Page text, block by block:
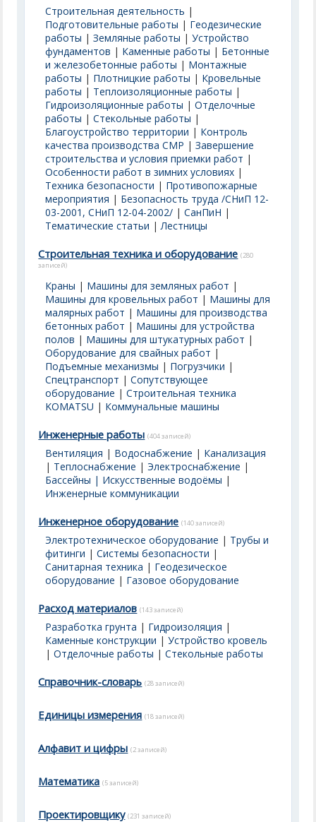
Строительная деятельность |
Подготовительные работы | Геодезические
работы |Земляные работы |Устройство
фундаментов | Каменные работы | Бетонные
и железобетонные работы | Монтажные
работы | Плотницкие работы | Кровельные
работы | Теплоизоляционные работы |
Гидроизоляционные работы |Отделочные
работы |Стекольные работы |
Благоустройство территории | Контроль
качества производства СМР |Завершение
строительства и условия приемки работ |
Особенности работ в зимних условиях |
Техника безопасности | Противопожарные
мероприятия | Безопасность труда /СНиП 12-
03-2001, СНиП 12-04-2002/ |СанПиН |
Тематические статьи |Лестницы
Строительная техника и оборудование (280
записей)
Краны | Машины для земляных работ |
Машины для кровельных работ | Машины для
малярных работ | Машины для производства
бетонных работ | Машины для устройства
полов | Машины для штукатурных работ |
Оборудование для свайных работ |
Подъемные механизмы | Погрузчики |
Спецтранспорт |Сопутствующее
оборудование |Строительная техника
KOMATSU | Коммунальные машины
Инженерные работы (404 записей)
Вентиляция | Водоснабжение | Канализация
| Теплоснабжение |Электроснабжение |
Бассейны | Искусственные водоёмы |
Инженерные коммуникации
Инженерное оборудование (140 записей)
Электротехническое оборудование | Трубы и
фитинги |Системы безопасности |
Санитарная техника | Геодезическое
оборудование | Газовое оборудование
Расход материалов (143 записей)
Разработка грунта | Гидроизоляция |
Каменные конструкции |Устройство кровель
|Отделочные работы |Стекольные работы
Справочник-словарь (28 записей)
Единицы измерения (18 записей)
Алфавит и цифры (2 записей)
Математика (5 записей)
Проектировщику (231 записей)